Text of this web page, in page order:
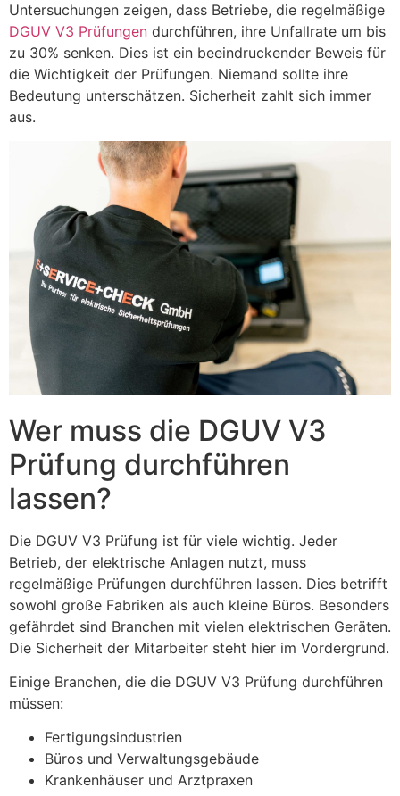
Untersuchungen zeigen, dass Betriebe, die regelmäßige
DGUV V3 Prüfungen durchführen, ihre Unfallrate um bis
zu 30% senken. Dies ist ein beeindruckender Beweis für
die Wichtigkeit der Prüfungen. Niemand sollte ihre
Bedeutung unterschätzen. Sicherheit zahlt sich immer
aus.
Wer muss die DGUV V3
Prüfung durchführen
lassen?
Die DGUV V3 Prüfung ist für viele wichtig. Jeder
Betrieb, der elektrische Anlagen nutzt, muss
regelmäßige Prüfungen durchführen lassen. Dies betrifft
sowohl große Fabriken als auch kleine Büros. Besonders
gefährdet sind Branchen mit vielen elektrischen Geräten.
Die Sicherheit der Mitarbeiter steht hier im Vordergrund.
Einige Branchen, die die DGUV V3 Prüfung durchführen
müssen:
Fertigungsindustrien
Büros und Verwaltungsgebäude
Krankenhäuser und Arztpraxen